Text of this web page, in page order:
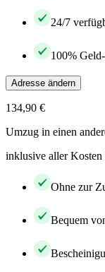
24/7
100%
Adresse ändern
134,90 €
Umzug in einen
inklusive aller
Ohne zur
Bequem